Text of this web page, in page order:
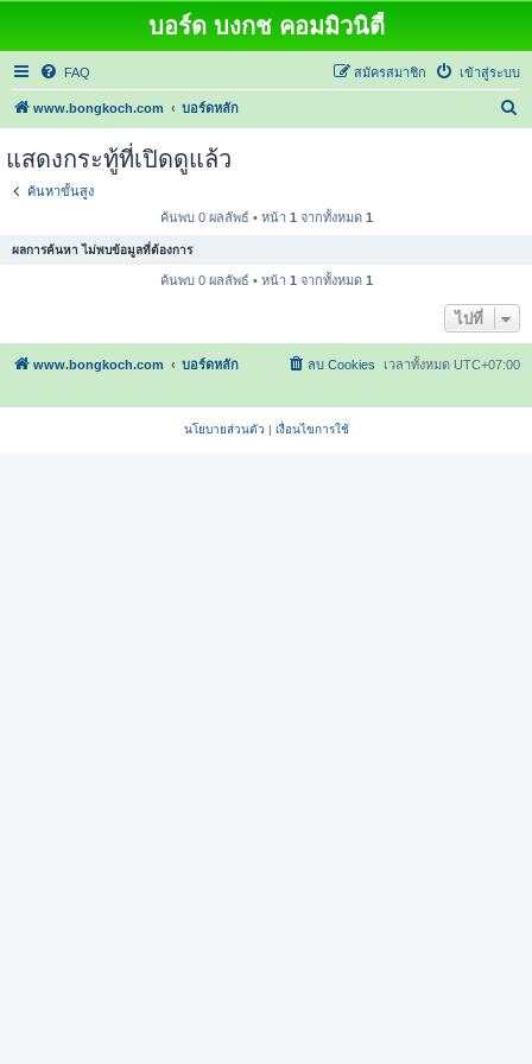
บอร์ด บงกช คอมมิวนิตี้
FAQ เข้าสู่ระบบ
สมัครสมาชิก
www.bongkoch.com บอร์ดหลัก
แสดงกระทู้ที่เปิดดูแล้ว
ค้นหาขั้นสูง
ค้นพบ 0 ผลลัพธ์ • หน้า 1 จากทั้งหมด 1
ผลการค้นหา ไม่พบข้อมูลที่ต้องการ
ค้นพบ 0 ผลลัพธ์ • หน้า 1 จากทั้งหมด 1
ไปที่
www.bongkoch.com บอร์ดหลัก เวลาทั้งหมด UTC+07:00
ลบ Cookies
นโยบายส่วนตัว | เงื่อนไขการใช้